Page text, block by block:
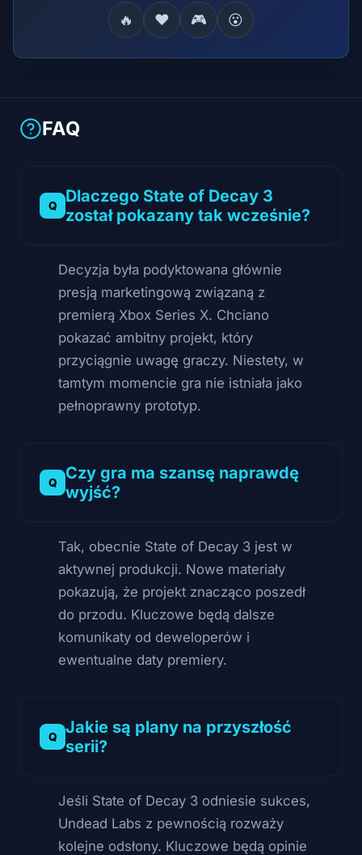
🔥 ❤️ 🎮 😮
FAQ
Dlaczego State of Decay 3
został pokazany tak wcześnie?
Decyzja była podyktowana głównie
presją marketingową związaną z
premierą Xbox Series X. Chciano
pokazać ambitny projekt, który
przyciągnie uwagę graczy. Niestety, w
tamtym momencie gra nie istniała jako
pełnoprawny prototyp.
Czy gra ma szansę naprawdę
wyjść?
Tak, obecnie State of Decay 3 jest w
aktywnej produkcji. Nowe materiały
pokazują, że projekt znacząco poszedł
do przodu. Kluczowe będą dalsze
komunikaty od deweloperów i
ewentualne daty premiery.
Jakie są plany na przyszłość
serii?
Jeśli State of Decay 3 odniesie sukces,
Undead Labs z pewnością rozważy
kolejne odsłony. Kluczowe będą opinie